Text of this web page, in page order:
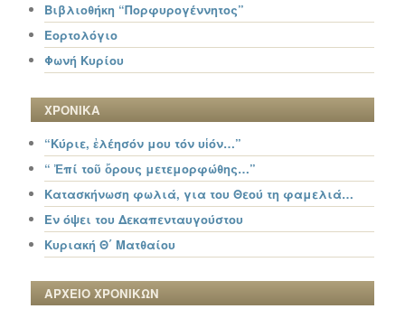
Βιβλιοθήκη “Πορφυρογέννητος”
Εορτολόγιο
Φωνή Κυρίου
ΧΡΟΝΙΚΑ
“Κύριε, ἐλέησόν μου τόν υἱόν…”
“ Ἐπί τοῦ ὄρους μετεμορφώθης…”
Κατασκήνωση φωλιά, για του Θεού τη φαμελιά…
Εν όψει του Δεκαπενταυγούστου
Κυριακή Θ΄ Ματθαίου
ΑΡΧΕΙΟ ΧΡΟΝΙΚΩΝ